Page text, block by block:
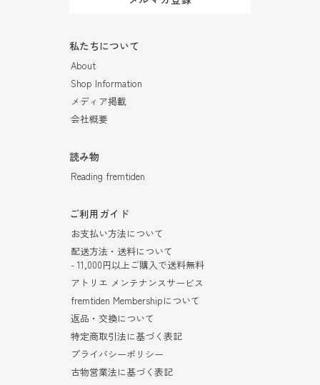
私たちについて
About
Shop Information
メディア掲載
会社概要
読み物
Reading fremtiden
ご利用ガイド
お支払い方法について
配送方法・送料について
- 11,000円以上ご購入で送料無料
アトリエ メンテナンスサービス
fremtiden Membershipについて
返品・交換について
特定商取引法に基づく表記
プライバシーポリシー
古物営業法に基づく表記